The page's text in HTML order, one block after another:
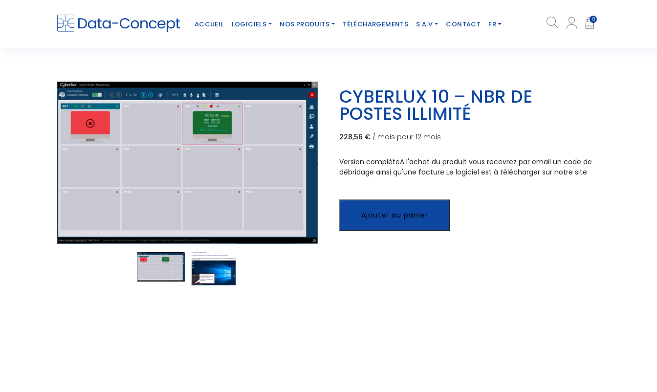
ACCUEIL LOGICIELS NOS PRODUITS TÉLÉCHARGEMENTS S.A.V CONTACT FR
0
CYBERLUX 10 – NBR DE
POSTES ILLIMITÉ
228,56 € / mois pour 12 mois
Version complète ​A l'achat du produit vous recevrez par email un code de
débridage ainsi qu'une facture Le logiciel est à télécharger sur notre site
Ajouter au panier